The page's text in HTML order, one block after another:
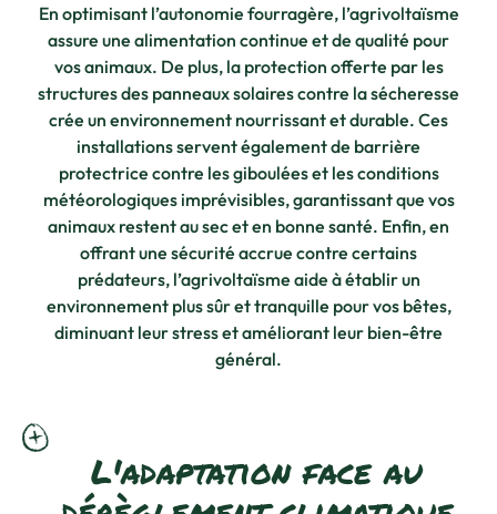
En optimisant l’autonomie fourragère, l’agrivoltaïsme
assure une alimentation continue et de qualité pour
vos animaux. De plus, la protection offerte par les
structures des panneaux solaires contre la sécheresse
crée un environnement nourrissant et durable. Ces
installations servent également de barrière
protectrice contre les giboulées et les conditions
météorologiques imprévisibles, garantissant que vos
animaux restent au sec et en bonne santé. Enfin, en
offrant une sécurité accrue contre certains
prédateurs, l’agrivoltaïsme aide à établir un
environnement plus sûr et tranquille pour vos bêtes,
diminuant leur stress et améliorant leur bien-être
général.
L'adaptation face au